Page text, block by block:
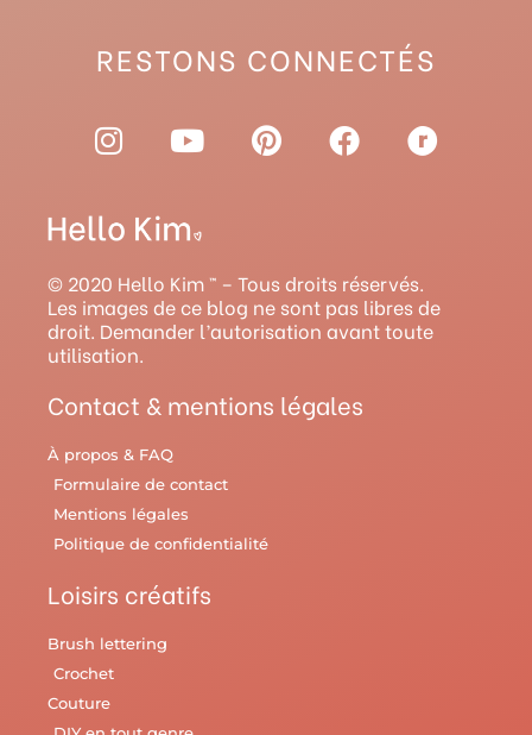
RESTONS CONNECTÉS
I
n
t
a
g
r
a
m
Y
o
t
u
b
e
P
i
r
e
s
F
a
o
o
k
R
a
y
© 2020 Hello Kim ™ – Tous droits réservés.
Les images de ce blog ne sont pas libres de
droit. Demander l’autorisation avant toute
utilisation.
Contact & mentions légales
À propos & FAQ
Formulaire de contact
Mentions légales
Politique de confidentialité
Loisirs créatifs
Brush lettering
Crochet
Couture